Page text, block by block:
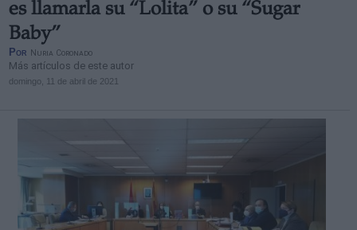
es llamarla su “Lolita” o su “Sugar
Baby”
Por Nuria Coronado
Más artículos de este autor
domingo, 11 de abril de 2021